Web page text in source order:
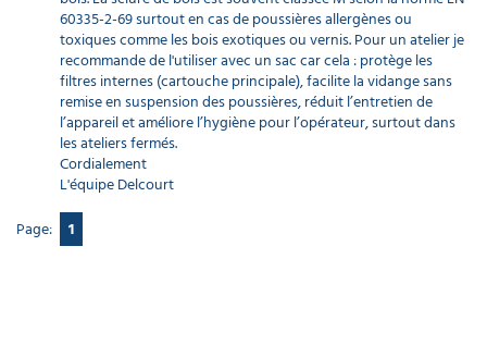
60335-2-69 surtout en cas de poussières allergènes ou
toxiques comme les bois exotiques ou vernis. Pour un atelier je
recommande de l'utiliser avec un sac car cela : protège les
filtres internes (cartouche principale), facilite la vidange sans
remise en suspension des poussières, réduit l’entretien de
l’appareil et améliore l’hygiène pour l’opérateur, surtout dans
les ateliers fermés.
Cordialement
L'équipe Delcourt
Page:
1